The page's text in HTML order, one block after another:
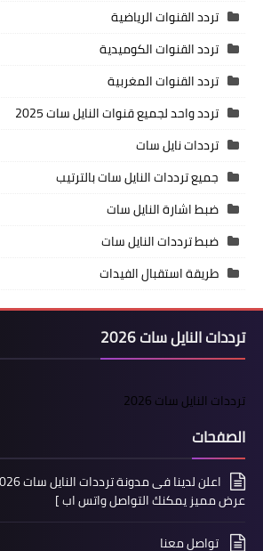
تردد القنوات الرياضية
تردد القنوات الكوميدية
تردد القنوات المغربية
تردد واحد لجميع قنوات النايل سات 2025
ترددات نايل سات
جميع ترددات النايل سات بالترتيب
ضبط اشارة النايل سات
ضبط ترددات النايل سات
طريقة استقبال الفيدات
ترددات النايل سات 2026
ترددات النايل سات 2026
الصفحات
عرض مميز يمكنك التواصل واتس اب ]
تواصل معنا